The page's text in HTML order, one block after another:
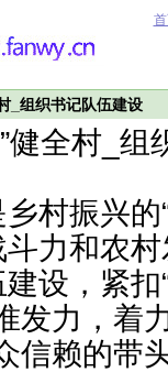
_组织书记队伍建设
健全村_组
村振兴
力和农
建设，紧
发力，着
信赖的带